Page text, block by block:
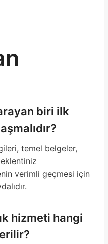
biri ilk
temel belgeler,
verimli geçmesi için
hizmeti hangi